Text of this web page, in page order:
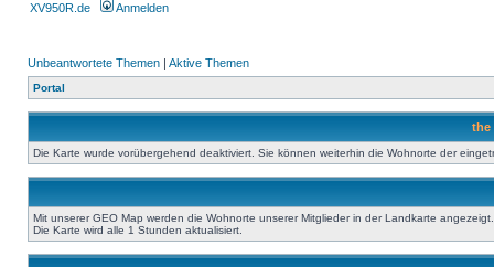
XV950R.de Anmelden
Unbeantwortete Themen | Aktive Themen
Portal
the
Die Karte wurde vorübergehend deaktiviert. Sie können weiterhin die Wohnorte der
Mit unserer GEO Map werden die Wohnorte unserer Mitglieder in der Landkarte
Die Karte wird alle 1 Stunden aktualisiert.